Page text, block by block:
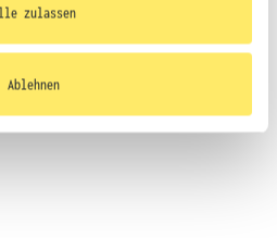
gesammelt haben.
zulassen
Ablehnen